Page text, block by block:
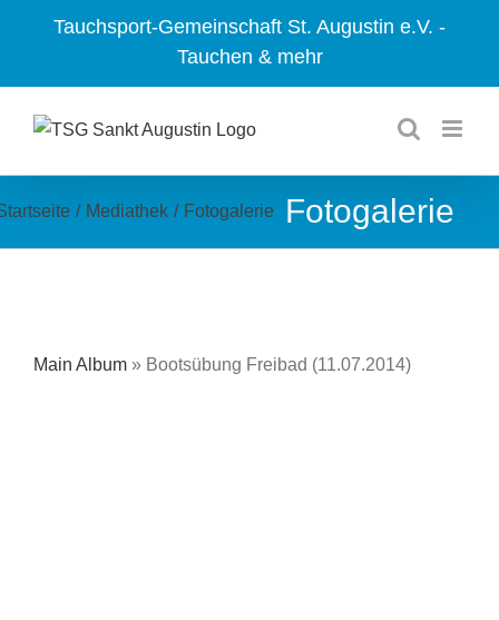
Tauchsport-Gemeinschaft St. Augustin e.V. -
Tauchen & mehr
Fotogalerie
/ Mediathek / Fotogalerie
Main Album» Bootsübung Freibad (11.07.2014)